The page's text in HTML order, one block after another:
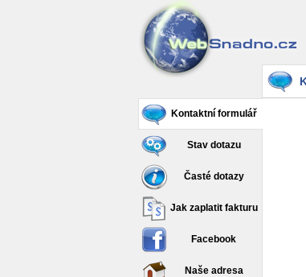
Kontaktní formulář
Stav dotazu
Časté dotazy
Jak zaplatit fakturu
Facebook
Naše adresa